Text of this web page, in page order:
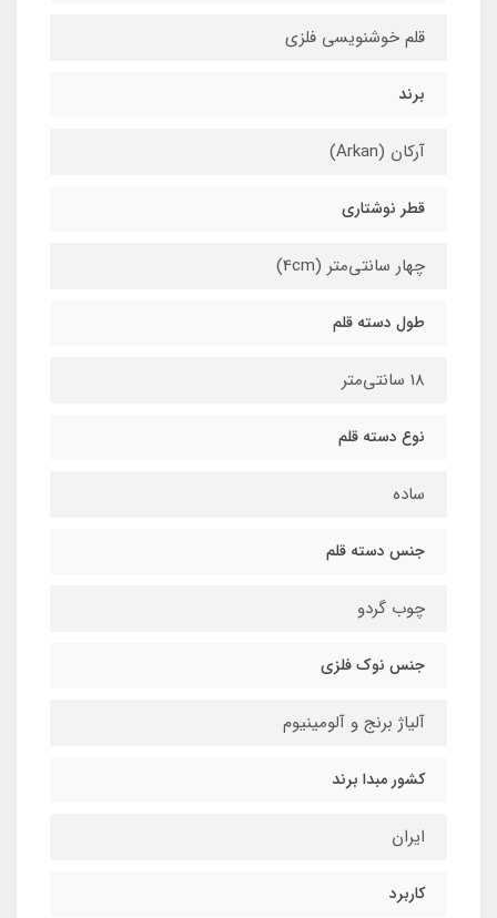
قلم خوشنویسی فلزی
برند
آرکان (Arkan)
قطر نوشتاری
چهار سانتی‌متر (4cm)
طول دسته قلم
18 سانتی‌متر
نوع دسته قلم
ساده
جنس دسته قلم
چوب گردو
جنس نوک فلزی
آلیاژ برنج و آلومینیوم
کشور مبدا برند
ایران
کاربرد